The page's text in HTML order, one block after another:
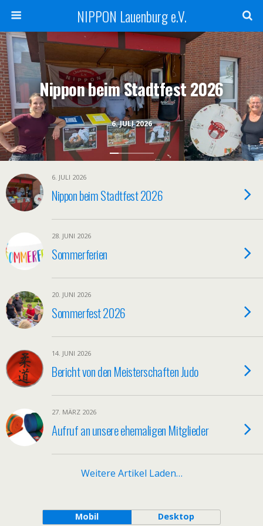
NIPPON Lauenburg e.V.
6. JULI 2026
Nippon beim Stadtfest 2026
6. JULI 2026
Nippon beim Stadtfest 2026
28. JUNI 2026
Sommerferien
20. JUNI 2026
Sommerfest 2026
14. JUNI 2026
Bericht von den Meisterschaften Judo
27. MÄRZ 2026
Aufruf an unsere ehemaligen Mitglieder
Weitere Artikel Laden…
Mobil Desktop